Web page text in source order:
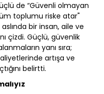
de “Güvenli olmayan
toplumu riske atar"
bir insan, aile ve
çizdi. Güçlü, güvenlik
yanı sıra;
artışa ve
belirtti.